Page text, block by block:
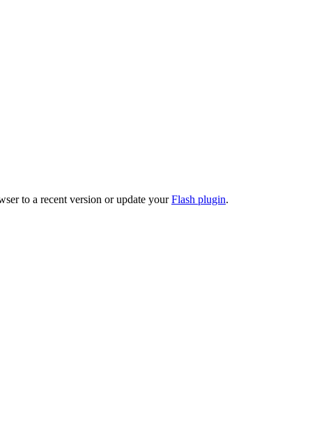
to a recent version or update yourFlash plugin.